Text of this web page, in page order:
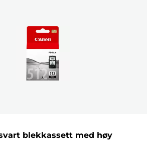
svart blekkassett med høy